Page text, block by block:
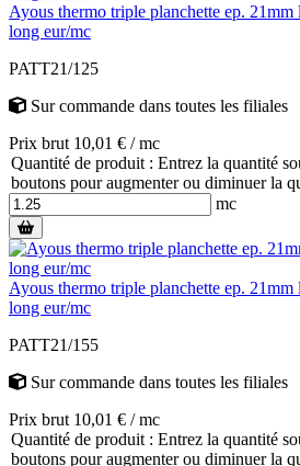
Ayous thermo triple planchette ep.
long eur/mc
PATT21/125
Sur commande dans toutes les filiales
Prix brut 10,01 € / mc
Quantité de produit : Entrez la quantité
boutons pour augmenter ou diminuer la
mc
Ayous thermo triple planchette ep.
long eur/mc
PATT21/155
Sur commande dans toutes les filiales
Prix brut 10,01 € / mc
Quantité de produit : Entrez la quantité
boutons pour augmenter ou diminuer la